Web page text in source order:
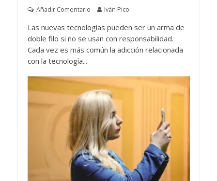
Añadir Comentario Iván Pico
Las nuevas tecnologías pueden ser un arma de
doble filo si no se usan con responsabilidad.
Cada vez es más común la adicción relacionada
con la tecnología...